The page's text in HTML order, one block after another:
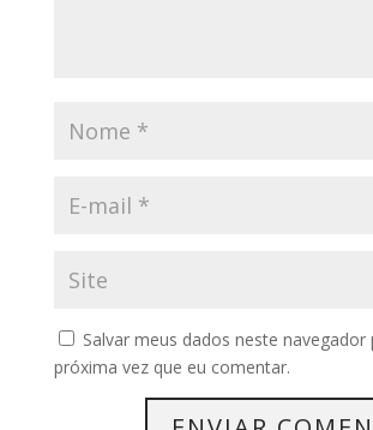
Salvar meus dados neste navegador
próxima vez que eu comentar.